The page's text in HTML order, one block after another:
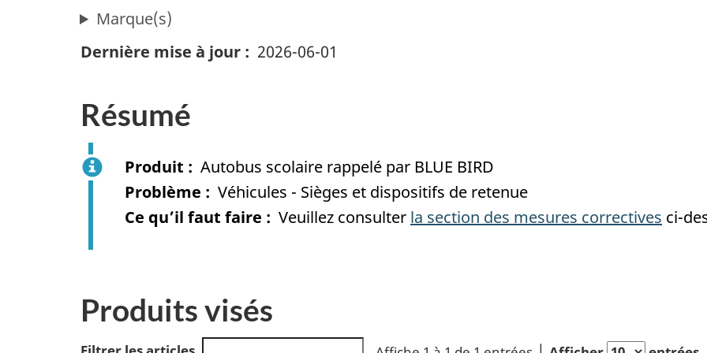
Marque(s)
Dernière mise à jour
2026-06-01
Résumé
Produit
Autobus scolaire rappelé par BLUE BIRD
Problème
Véhicules - Sièges et dispositifs de retenue
Ce qu’il faut faire
Veuillez consulter la section des mesures correctives ci-
Produits visés